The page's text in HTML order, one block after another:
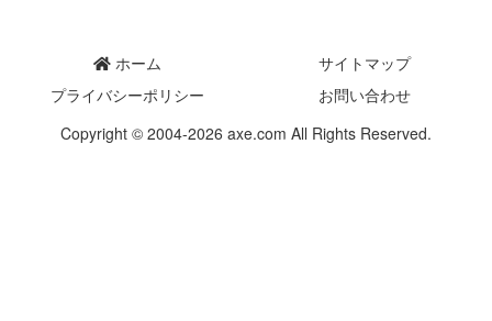
ホーム
サイトマップ
プライバシーポリシー
お問い合わせ
Copyright © 2004-2026 axe.com All Rights Reserved.